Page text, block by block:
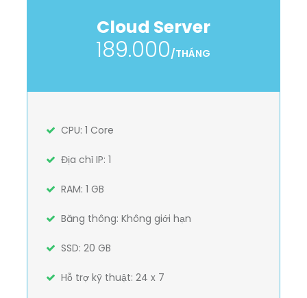
Cloud Server
189.000/THÁNG
CPU: 1 Core
Địa chỉ IP: 1
RAM: 1 GB
Băng thông: Không giới hạn
SSD: 20 GB
Hỗ trợ kỹ thuật: 24 x 7